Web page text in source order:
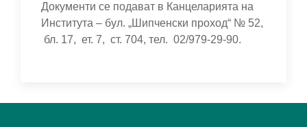
Документи се подават в Канцеларията на
Института – бул. „Шипченски проход“ № 52,
бл. 17, ет. 7, ст. 704, тел. 02/979-29-90.